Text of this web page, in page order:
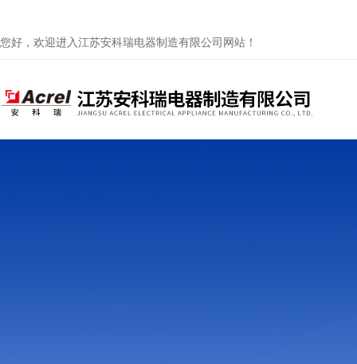
您好，欢迎进入江苏安科瑞电器制造有限公司网站！